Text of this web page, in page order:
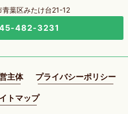
青葉区みたけ台21-12
482-3231
主体 プライバシーポリシー
トマップ